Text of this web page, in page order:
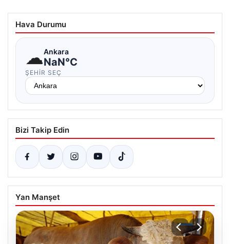
Hava Durumu
☁Ankara
NaN°C
ŞEHIR SEÇ
Bizi Takip Edin
Yan Manşet